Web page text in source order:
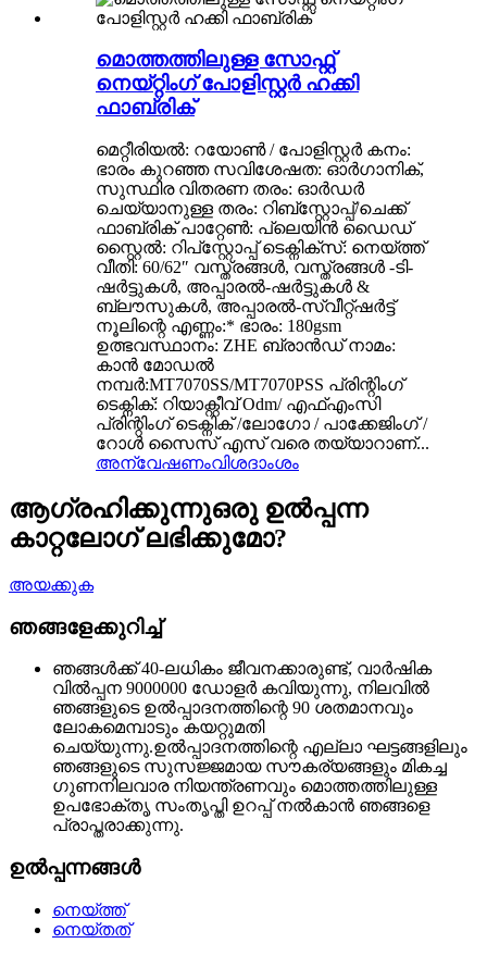
മൊത്തത്തിലുള്ള സോഫ്റ്റ്
നെയ്റ്റിംഗ് പോളിസ്റ്റർ ഹക്കി
ഫാബ്രിക്
മെറ്റീരിയൽ: റയോൺ / പോളിസ്റ്റർ കനം:
ഭാരം കുറഞ്ഞ സവിശേഷത: ഓർഗാനിക്,
സുസ്ഥിര വിതരണ തരം: ഓർഡർ
ചെയ്യാനുള്ള തരം: റിബ്‌സ്റ്റോപ്പ്/ചെക്ക്
ഫാബ്രിക് പാറ്റേൺ: പ്ലെയിൻ ഡൈഡ്
സ്റ്റൈൽ: റിപ്‌സ്റ്റോപ്പ് ടെക്നിക്സ്: നെയ്ത്ത്
വീതി: 60/62″ വസ്ത്രങ്ങൾ, വസ്ത്രങ്ങൾ -ടി-
ഷർട്ടുകൾ, അപ്പാരൽ-ഷർട്ടുകൾ &
ബ്ലൗസുകൾ, അപ്പാരൽ-സ്വീറ്റ്ഷർട്ട്
നൂലിന്റെ എണ്ണം:* ഭാരം: 180gsm
ഉത്ഭവസ്ഥാനം: ZHE ബ്രാൻഡ് നാമം:
കാൻ മോഡൽ
നമ്പർ:MT7070SS/MT7070PSS പ്രിന്റിംഗ്
ടെക്നിക്: റിയാക്റ്റീവ് Odm/ എഫ്എംസി
പ്രിന്റിംഗ് ടെക്നിക് /ലോഗോ / പാക്കേജിംഗ് /
റോൾ സൈസ് എസ് വരെ തയ്യാറാണ്...
അന്വേഷണംവിശദാംശം
ആഗ്രഹിക്കുന്നുഒരു ഉൽപ്പന്ന
കാറ്റലോഗ് ലഭിക്കുമോ?
അയക്കുക
ഞങ്ങളേക്കുറിച്ച്
ഞങ്ങൾക്ക് 40-ലധികം ജീവനക്കാരുണ്ട്, വാർഷിക
വിൽപ്പന 9000000 ഡോളർ കവിയുന്നു, നിലവിൽ
ഞങ്ങളുടെ ഉൽപ്പാദനത്തിന്റെ 90 ശതമാനവും
ലോകമെമ്പാടും കയറ്റുമതി
ചെയ്യുന്നു.ഉൽപ്പാദനത്തിന്റെ എല്ലാ ഘട്ടങ്ങളിലും
ഞങ്ങളുടെ സുസജ്ജമായ സൗകര്യങ്ങളും മികച്ച
ഗുണനിലവാര നിയന്ത്രണവും മൊത്തത്തിലുള്ള
ഉപഭോക്തൃ സംതൃപ്തി ഉറപ്പ് നൽകാൻ ഞങ്ങളെ
പ്രാപ്തരാക്കുന്നു.
ഉൽപ്പന്നങ്ങൾ
നെയ്ത്ത്
നെയ്തത്